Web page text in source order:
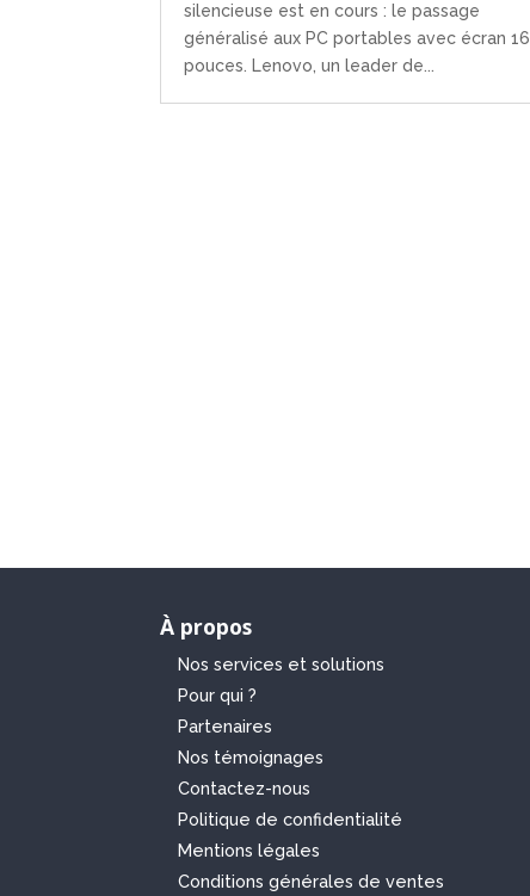
silencieuse est en cours : le passage
généralisé aux PC portables avec écran 16
pouces. Lenovo, un leader de...
À propos
Nos services et solutions
Pour qui ?
Partenaires
Nos témoignages
Contactez-nous
Politique de confidentialité
Mentions légales
Conditions générales de ventes